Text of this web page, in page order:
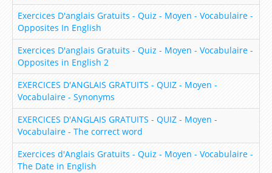
Lesson 16 – In my bedroom
Lesson 17 – What do you like to eat ?
Lesson 18 – Let’s go shopping!
Lesson 19 – Do you like..?
Lesson 20 – My daily routine
Lesson 21 – How much is this dress ?
Lesson 22 – Can you tell me the way to…?
Lesson 23 – What are you doing ?
Exercices D'anglais Gratuits - Quiz - Moyen - Vocabulaire -
Opposites In English
Exercices D'anglais Gratuits - Quiz - Moyen - Vocabulaire -
Opposites in English 2
EXERCICES D'ANGLAIS GRATUITS - QUIZ - Moyen -
Vocabulaire - Synonyms
EXERCICES D'ANGLAIS GRATUITS - QUIZ - Moyen -
Vocabulaire - The correct word
Exercices d'Anglais Gratuits - Quiz - Moyen - Vocabulaire -
The Date in English